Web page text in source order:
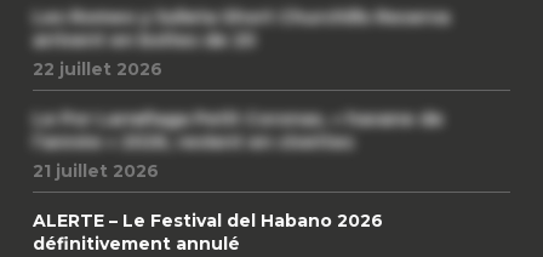
Les Romeo y Julieta Short Churchills Reserva
arrivent en boîtes de 20
22 juillet 2026
Le Por Larrañaga Petit Coronas, « havane de
l’année » 2026, revient en civettes
21 juillet 2026
ALERTE – Le Festival del Habano 2026
définitivement annulé